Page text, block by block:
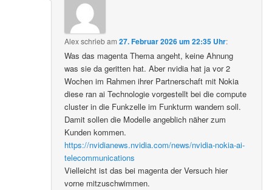
Alexschriebam27. Februar 2026 um 22:35 Uhr:
Was das magenta Thema angeht, keine Ahnung
was sie da geritten hat. Aber nvidia hat ja vor 2
Wochen im Rahmen ihrer Partnerschaft mit Nokia
diese ran ai Technologie vorgestellt bei die compute
cluster in die Funkzelle im Funkturm wandern soll.
Damit sollen die Modelle angeblich näher zum
Kunden kommen.
https://nvidianews.nvidia.com/news/nvidia-nokia-ai-
telecommunications
Vielleicht ist das bei magenta der Versuch hier
vorne mitzuschwimmen.